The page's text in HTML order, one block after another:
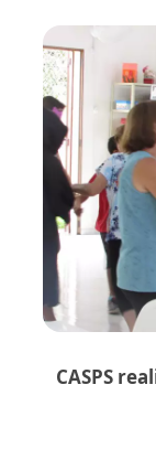
CASPS